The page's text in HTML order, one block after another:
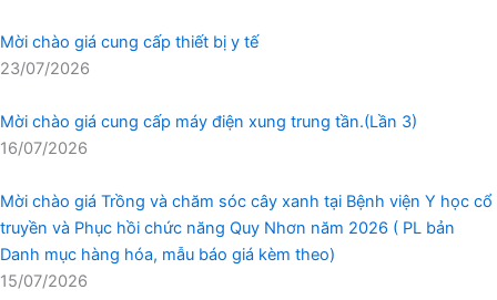
Mời chào giá cung cấp thiết bị y tế
23/07/2026
Mời chào giá cung cấp máy điện xung trung tần.(Lần 3)
16/07/2026
Mời chào giá Trồng và chăm sóc cây xanh tại Bệnh viện Y học cổ
truyền và Phục hồi chức năng Quy Nhơn năm 2026 ( PL bản
Danh mục hàng hóa, mẫu báo giá kèm theo)
15/07/2026